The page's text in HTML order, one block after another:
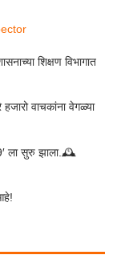
शिक्षण विभागात
वाचकांना वेगळ्या
ला सुरु झाला.🕰️